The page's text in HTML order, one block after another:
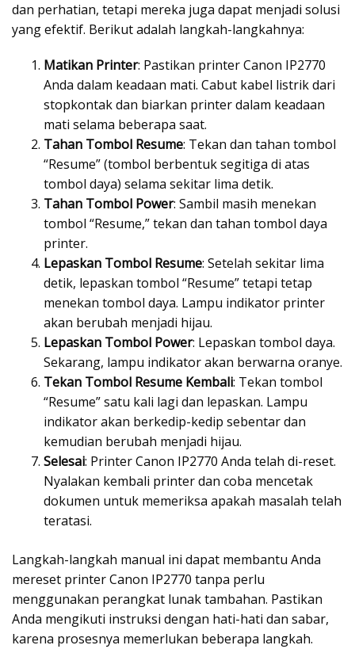
dan perhatian, tetapi mereka juga dapat menjadi solusi
yang efektif. Berikut adalah langkah-langkahnya:
Matikan Printer: Pastikan printer Canon IP2770
Anda dalam keadaan mati. Cabut kabel listrik dari
stopkontak dan biarkan printer dalam keadaan
mati selama beberapa saat.
Tahan Tombol Resume: Tekan dan tahan tombol
“Resume” (tombol berbentuk segitiga di atas
tombol daya) selama sekitar lima detik.
Tahan Tombol Power: Sambil masih menekan
tombol “Resume,” tekan dan tahan tombol daya
printer.
Lepaskan Tombol Resume: Setelah sekitar lima
detik, lepaskan tombol “Resume” tetapi tetap
menekan tombol daya. Lampu indikator printer
akan berubah menjadi hijau.
Lepaskan Tombol Power: Lepaskan tombol daya.
Sekarang, lampu indikator akan berwarna oranye.
Tekan Tombol Resume Kembali: Tekan tombol
“Resume” satu kali lagi dan lepaskan. Lampu
indikator akan berkedip-kedip sebentar dan
kemudian berubah menjadi hijau.
Selesai: Printer Canon IP2770 Anda telah di-reset.
Nyalakan kembali printer dan coba mencetak
dokumen untuk memeriksa apakah masalah telah
teratasi.
Langkah-langkah manual ini dapat membantu Anda
mereset printer Canon IP2770 tanpa perlu
menggunakan perangkat lunak tambahan. Pastikan
Anda mengikuti instruksi dengan hati-hati dan sabar,
karena prosesnya memerlukan beberapa langkah.